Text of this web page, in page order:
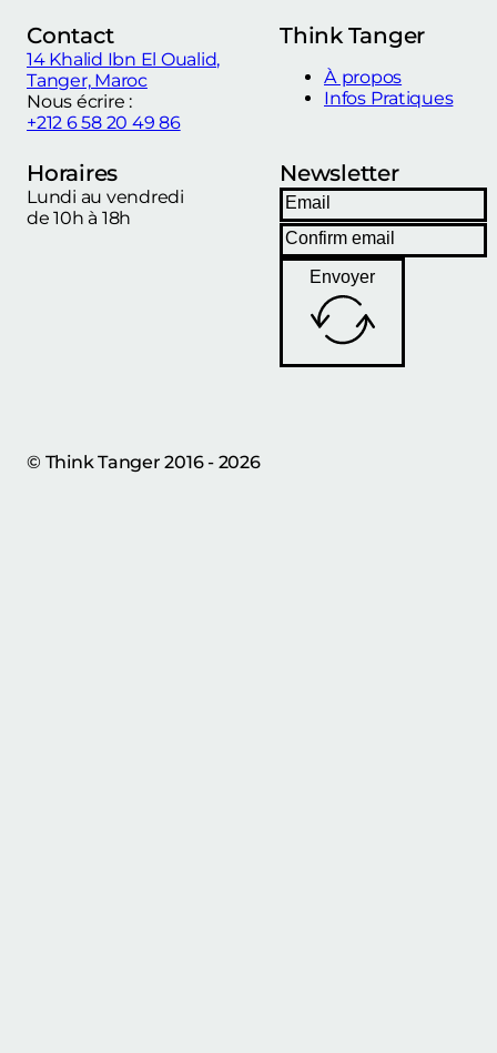
Contact
14 Khalid Ibn El Oualid,
Tanger, Maroc
Nous écrire :
+212 6 58 20 49 86
Think Tanger
À propos
Infos Pratiques
Horaires
Lundi au vendredi
de 10h à 18h
Newsletter
Envoyer
© Think Tanger 2016 - 2026